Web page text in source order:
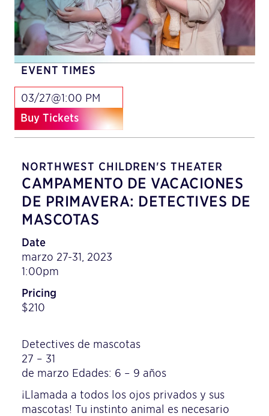
EVENT TIMES
03/27@1:00 PM
Buy Tickets
NORTHWEST CHILDREN'S THEATER
CAMPAMENTO DE VACACIONES
DE PRIMAVERA: DETECTIVES DE
MASCOTAS
Date
marzo 27-31, 2023
1:00pm
Pricing
$210
Detectives de mascotas
27 – 31
de marzo Edades: 6 – 9 años
¡Llamada a todos los ojos privados y sus
mascotas! Tu instinto animal es necesario